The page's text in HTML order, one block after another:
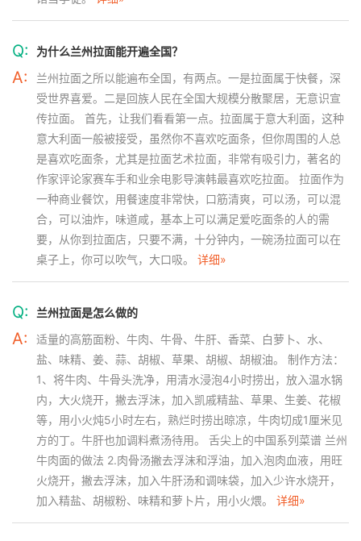
Q: 为什么兰州拉面能开遍全国？
A:
兰州拉面之所以能遍布全国，有两点。一是拉面属于快餐，深
受世界喜爱。二是回族人民在全国大规模分散聚居，无意识宣
传拉面。 首先，让我们看看第一点。拉面属于意大利面，这种
意大利面一般被接受，虽然你不喜欢吃面条，但你周围的人总
是喜欢吃面条，尤其是拉面艺术拉面，非常有吸引力，著名的
作家评论家赛车手和业余电影导演韩最喜欢吃拉面。 拉面作为
一种商业餐饮，用餐速度非常快，口筋清爽，可以汤，可以混
合，可以油炸，味道咸，基本上可以满足爱吃面条的人的需
要，从你到拉面店，只要不满，十分钟内，一碗汤拉面可以在
桌子上，你可以吹气，大口吸。 详细»
Q: 兰州拉面是怎么做的
A:
适量的高筋面粉、牛肉、牛骨、牛肝、香菜、白萝卜、水、
盐、味精、姜、蒜、胡椒、草果、胡椒、胡椒油。 制作方法：
1、将牛肉、牛骨头洗净，用清水浸泡4小时捞出，放入温水锅
内，大火烧开，撇去浮沫，加入凯戚精盐、草果、生姜、花椒
等，用小火炖5小时左右，熟烂时捞出晾凉，牛肉切成1厘米见
方的丁。牛肝也加调料煮汤待用。 舌尖上的中国系列菜谱 兰州
牛肉面的做法 2.肉骨汤撇去浮沫和浮油，加入泡肉血液，用旺
火烧开，撇去浮沫，加入牛肝汤和调味袋，加入少许水烧开，
加入精盐、胡椒粉、味精和萝卜片，用小火煨。 详细»